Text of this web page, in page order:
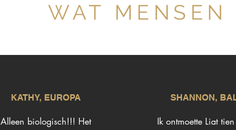
WAT MENSEN
KATHY, EUROPA
Alleen biologisch!!! Het
SHANNON,
Ik ontmoette Liat